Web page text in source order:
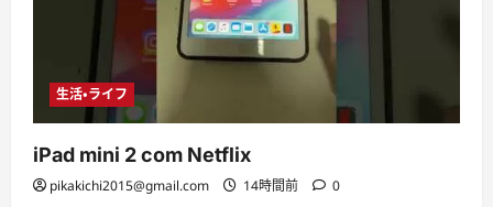
生活・ライフ
iPad mini 2 com Netflix
pikakichi2015@gmail.com 14時間前 0